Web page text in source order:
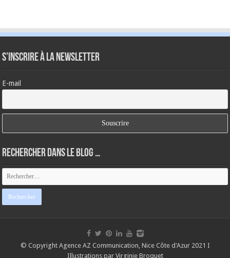
S’inscrire à la newsletter
E-mail
Rechercher dans le blog …
© Copyright Agence AZ Communication, Nice Côte d'Azur 2021 I
Illustrations par Virginie Broquet